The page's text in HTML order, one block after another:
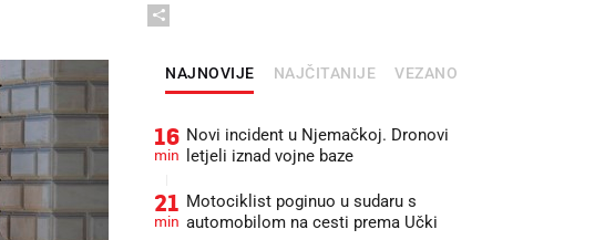
NAJNOVIJE NAJČITANIJE VEZANO
16
min
Novi incident u Njemačkoj. Dronovi
letjeli iznad vojne baze
21
min
Motociklist poginuo u sudaru s
automobilom na cesti prema Učki